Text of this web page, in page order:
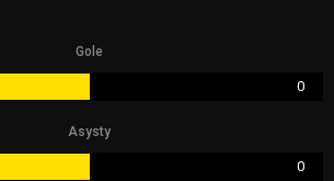
Gole
0
Asysty
0